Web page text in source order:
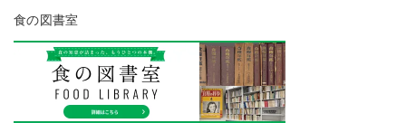
食の図書室